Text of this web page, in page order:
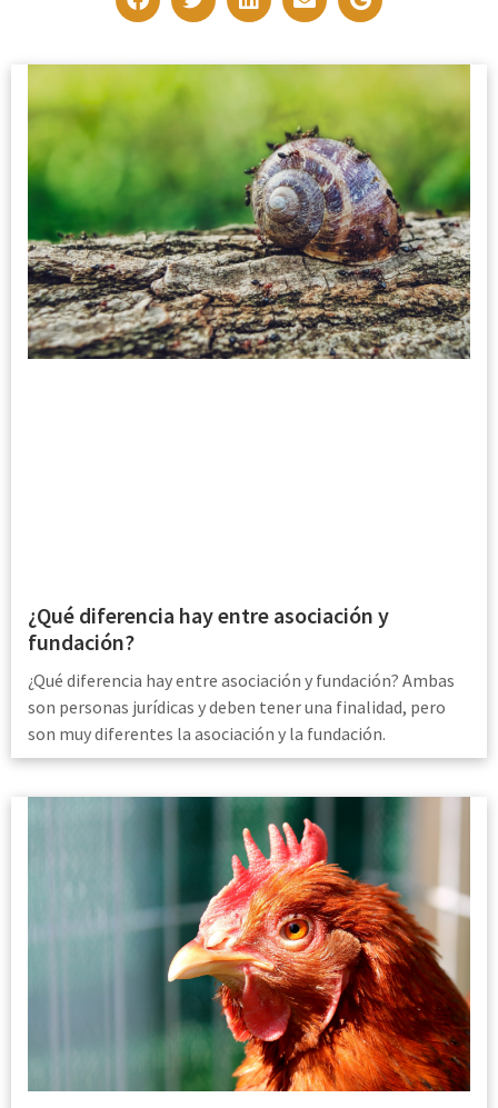
¿Qué diferencia hay entre asociación y
fundación?
¿Qué diferencia hay entre asociación y fundación? Ambas
son personas jurídicas y deben tener una finalidad, pero
son muy diferentes la asociación y la fundación.